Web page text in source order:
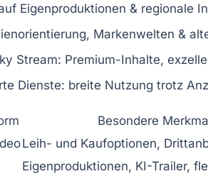
Eigenproduktionen & regionale
Markenwelten &
Stream: Premium-Inhalte,
Dienste: breite Nutzung trotz
Besondere
Leih- und Kaufoptionen,
Eigenproduktionen, KI-Trailer,